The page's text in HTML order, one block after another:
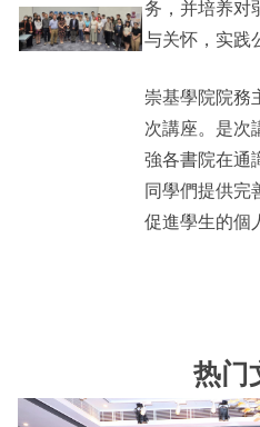
务，并培养对
与关怀，实践
崇基學院院務
次講座。是次
強各書院在通
同學們提供完
促進學生的個
热门